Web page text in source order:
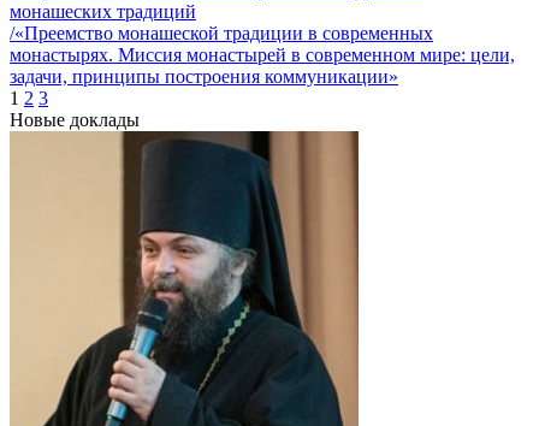
монашеских традиций
/«Преемство монашеской традиции в современных
монастырях. Миссия монастырей в современном мире: цели,
задачи, принципы построения коммуникации»
1 2 3
Новые доклады